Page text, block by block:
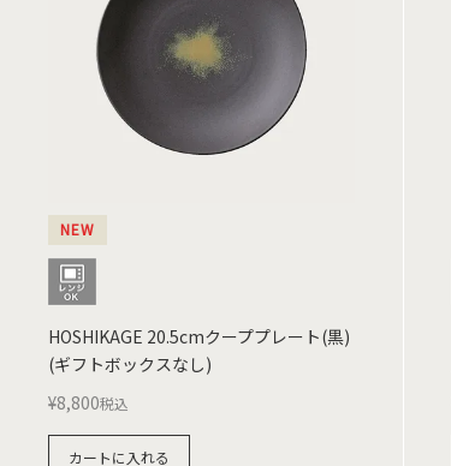
NEW
HOSHIKAGE 20.5cmクーププレート(黒)
(ギフトボックスなし)
¥8,800税込
カートに入れる